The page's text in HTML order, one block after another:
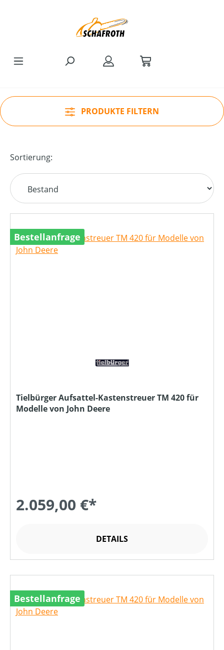
PRODUKTE FILTERN
Sortierung:
Bestellanfrage
Tielbürger Aufsattel-Kastenstreuer TM 420 für
Modelle von John Deere
2.059,00 €*
DETAILS
Bestellanfrage